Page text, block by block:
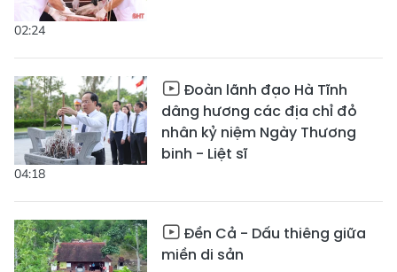
02:24
04:18
Đoàn lãnh đạo Hà Tĩnh
dâng hương các địa chỉ đỏ
nhân kỷ niệm Ngày Thương
binh - Liệt sĩ
Đền Cả - Dấu thiêng giữa
miền di sản